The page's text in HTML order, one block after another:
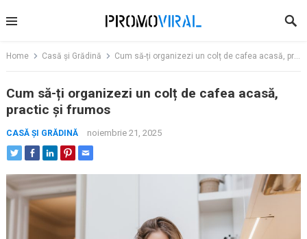
to
Home Casă și Grădină Cum să-ți organizezi un colț de cafea acasă, practic și frumos
Cum să-ți organizezi un colț de cafea acasă,
practic și frumos
CASĂ ȘI GRĂDINĂ noiembrie 21, 2025